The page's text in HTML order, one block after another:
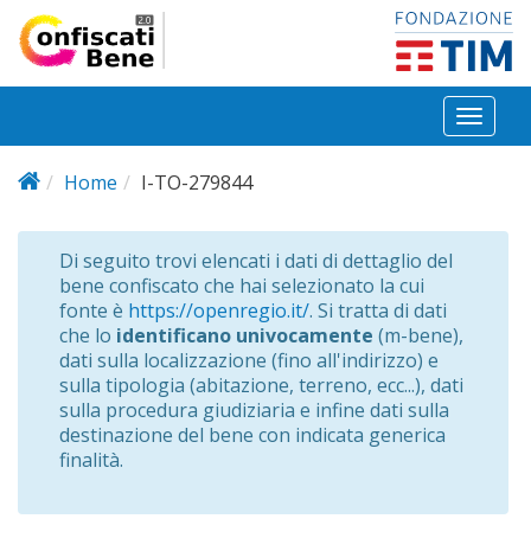
Salta al contenuto principale
Toggle
Home
I-TO-279844
Di seguito trovi elencati i dati di dettaglio del
bene confiscato che hai selezionato la cui
fonte è https://openregio.it/. Si tratta di dati
che lo identificano univocamente (m-bene),
dati sulla localizzazione (fino all'indirizzo) e
sulla tipologia (abitazione, terreno, ecc...), dati
sulla procedura giudiziaria e infine dati sulla
destinazione del bene con indicata generica
finalità.